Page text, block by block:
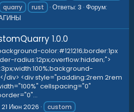
quarry rust Ответы: 3 Форум:
1.0.0
color:#121216;border:1px
radius:12px;overflow:hidden;">
div> <div style="padding:2rem 2rem
cellspacing="0"
21 Июн 2026
custom